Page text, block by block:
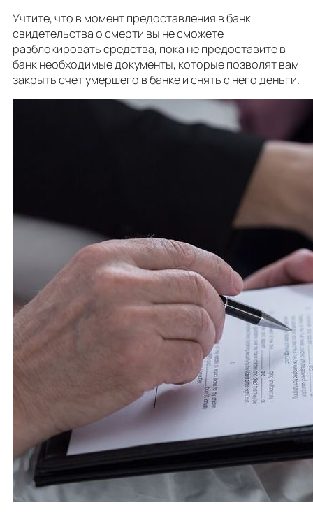
Учтите, что в момент предоставления в банк
свидетельства о смерти вы не сможете
разблокировать средства, пока не предоставите в
банк необходимые документы, которые позволят вам
закрыть счет умершего в банке и снять с него деньги.